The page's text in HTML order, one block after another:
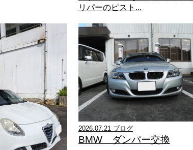
リパーのピスト...
2026.07.21 ブログ
BMW ダンパー交換